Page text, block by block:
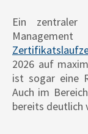
Ein zentraler
2026 auf
ist sogar eine
Auch im
bereits deutlich